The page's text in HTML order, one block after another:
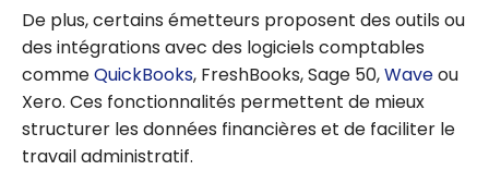
De plus, certains émetteurs proposent des outils ou
des intégrations avec des logiciels comptables
commeQuickBooks, FreshBooks, Sage 50,Waveou
Xero. Ces fonctionnalités permettent de mieux
structurer les données financières et de faciliter le
travail administratif.